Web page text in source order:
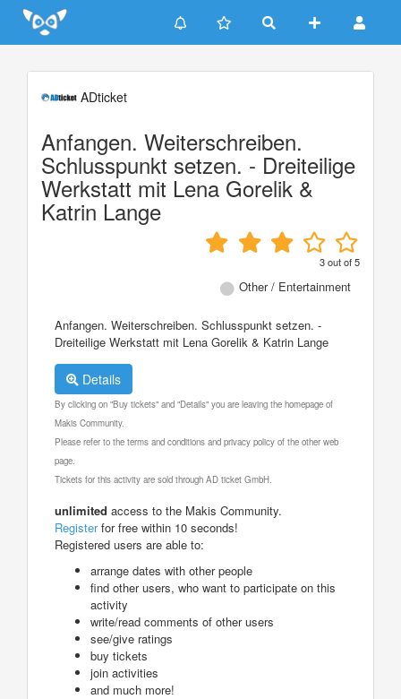
Update cookies preferences
ADticket
Anfangen. Weiterschreiben.
Schlusspunkt setzen. - Dreiteilige
Werkstatt mit Lena Gorelik &
Katrin Lange
3out of5
Other / Entertainment
Anfangen. Weiterschreiben. Schlusspunkt setzen. -
Dreiteilige Werkstatt mit Lena Gorelik & Katrin Lange
Details
By clicking on "Buy tickets" and "Details" you are leaving the homepage of
Makis Community.
Please refer to the terms and conditions and privacy policy of the other web
page.
Tickets for this activity are sold through AD ticket GmbH.
unlimited access to the Makis Community.
Registerfor free within 10 seconds!
Registered users are able to:
arrange dates with other people
find other users, who want to participate on this
activity
write/read comments of other users
see/give ratings
buy tickets
join activities
and much more!